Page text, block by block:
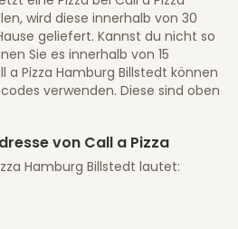
wird diese innerhalb von 30
geliefert. Kannst du nicht so
Sie es innerhalb von 15
a Pizza Hamburg Billstedt können
verwenden. Diese sind oben
von Call a Pizza
Hamburg Billstedt lautet: